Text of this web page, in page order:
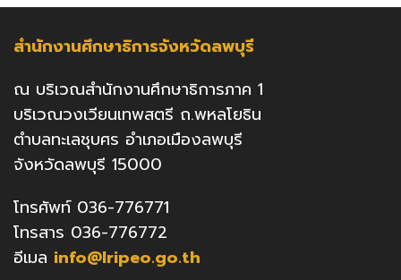
สำนักงานศึกษาธิการจังหวัดลพบุรี
ณ บริเวณสำนักงานศึกษาธิการภาค 1
บริเวณวงเวียนเทพสตรี ถ.พหลโยธิน
ตำบลทะเลชุบศร อำเภอเมืองลพบุรี
จังหวัดลพบุรี 15000
โทรศัพท์ 036-776771
โทรสาร 036-776772
อีเมล info@lripeo.go.th